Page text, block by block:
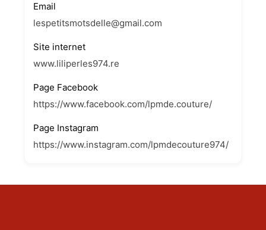
Email
lespetitsmotsdelle@gmail.com
Site internet
www.liliperles974.re
Page Facebook
https://www.facebook.com/lpmde.couture/
Page Instagram
https://www.instagram.com/lpmdecouture974/